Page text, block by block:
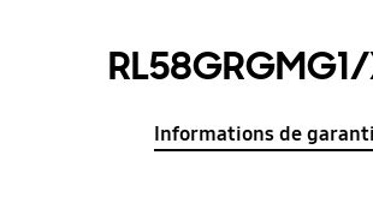
RL58GRGMG1/
Informations de